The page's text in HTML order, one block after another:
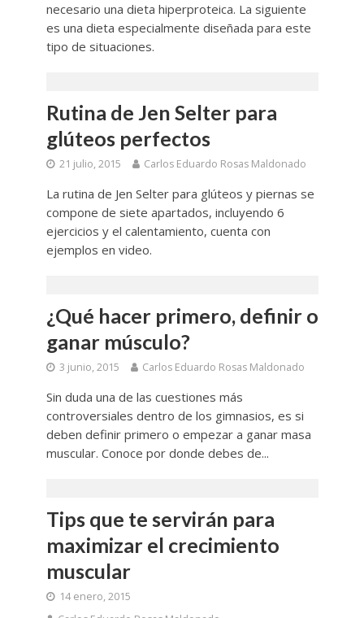
necesario una dieta hiperproteica. La siguiente
es una dieta especialmente diseñada para este
tipo de situaciones.
Rutina de Jen Selter para
glúteos perfectos
21 julio, 2015 Carlos Eduardo Rosas Maldonado
La rutina de Jen Selter para glúteos y piernas se
compone de siete apartados, incluyendo 6
ejercicios y el calentamiento, cuenta con
ejemplos en video.
¿Qué hacer primero, definir o
ganar músculo?
3 junio, 2015 Carlos Eduardo Rosas Maldonado
Sin duda una de las cuestiones más
controversiales dentro de los gimnasios, es si
deben definir primero o empezar a ganar masa
muscular. Conoce por donde debes de...
Tips que te servirán para
maximizar el crecimiento
muscular
14 enero, 2015